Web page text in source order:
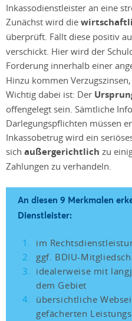
Inkassodienstleister an eine
Zunächst wird die
überprüft. Fällt diese positiv
verschickt. Hier wird der
Forderung innerhalb einer
Hinzu kommen
Wichtig dabei ist: Der
offengelegt sein. Sämtliche
Darlegungspflichten müssen
Inkassobetrug wird ein
sich außergerichtlich zu
Zahlungen zu verhandeln.
An diesen 9 Merkmalen
Dienstleister:
im
ggf. BDIU-
idealerweise mit
dem Gebiet
übersichtliche
gefächerten